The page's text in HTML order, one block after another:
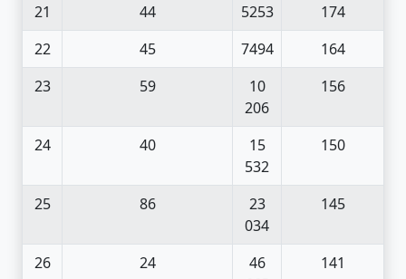
21
44 5253
174
22
45 7494
164
23
59
10
206
156
24 40
15
532
150
25 86
23
034
145
26 24
46
141